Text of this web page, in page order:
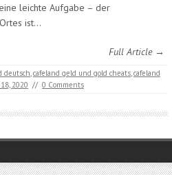
leichte Aufgabe – der
ist…
Full Article →
deutsch cafeland geld und gold cheats cafeland
2020 // 0 Comments